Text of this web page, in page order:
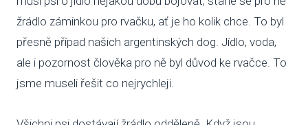
žrádlo záminkou pro rvačku, ať je ho kolik chce. To byl
přesně případ našich argentinských dog. Jídlo, voda,
ale i pozornost člověka pro ně byl důvod ke rvačce. To
jsme museli řešit co nejrychleji.